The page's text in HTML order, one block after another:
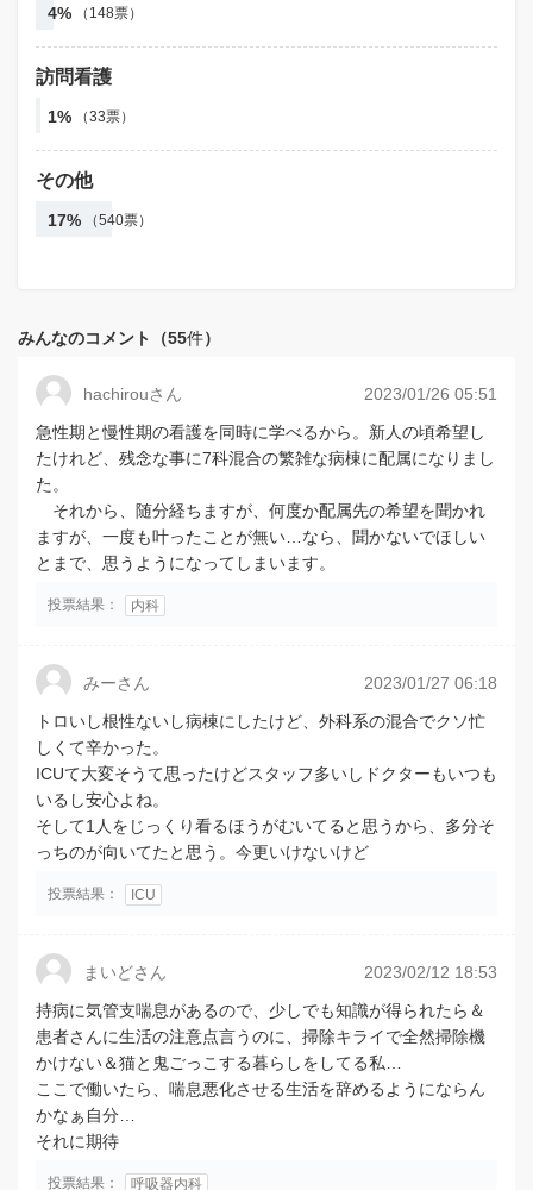
4% （148票）
訪問看護
1% （33票）
その他
17% （540票）
みんなのコメント（55件）
hachirouさん
2023/01/26 05:51
急性期と慢性期の看護を同時に学べるから。新人の頃希望し
たけれど、残念な事に7科混合の繁雑な病棟に配属になりまし
た。
それから、随分経ちますが、何度か配属先の希望を聞かれ
ますが、一度も叶ったことが無い…なら、聞かないでほしい
とまで、思うようになってしまいます。
投票結果： 内科
みーさん
2023/01/27 06:18
トロいし根性ないし病棟にしたけど、外科系の混合でクソ忙
しくて辛かった。
ICUて大変そうて思ったけどスタッフ多いしドクターもいつも
いるし安心よね。
そして1人をじっくり看るほうがむいてると思うから、多分そ
っちのが向いてたと思う。今更いけないけど
投票結果： ICU
まいどさん
2023/02/12 18:53
持病に気管支喘息があるので、少しでも知識が得られたら＆
患者さんに生活の注意点言うのに、掃除キライで全然掃除機
かけない＆猫と鬼ごっこする暮らしをしてる私…
ここで働いたら、喘息悪化させる生活を辞めるようにならん
かなぁ自分…
それに期待
投票結果： 呼吸器内科